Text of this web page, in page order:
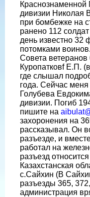
Краснознаменной
дивизии Николая
при бомбежке на
ранено 112
день известно
потомками
Совета
Куропатковf Е.П.
где слышал
года. Сейчас
Голубева
дивизии. Погиб
пишите на
захоронения на
рассказывал. Он
разъезде, и
работал на
разъезд
Казахстанская
с.Сайхин (В
разъезды 365,
администрация